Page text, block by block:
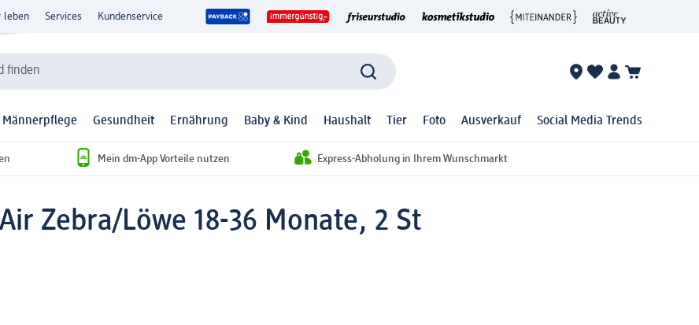
leben Services Kundenservice
finden
Männerpflege Gesundheit Ernährung Baby & Kind Haushalt Tier Foto Ausverkauf Social Media Trends
Mein dm-App Vorteile nutzen Express-Abholung in Ihrem Wunschmarkt
Zebra/Löwe 18-36 Monate, 2 St